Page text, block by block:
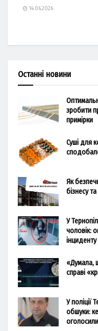
14.06.2026
Останні новини
зробити
примірки
Суші для
Як
бізнесу
У
чоловік:
інциденту
«Думала,
справі
У поліції
обшуки: